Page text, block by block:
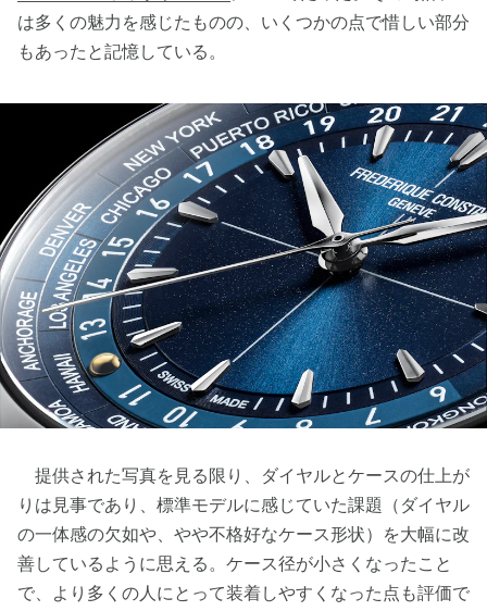
は多くの魅力を感じたものの、いくつかの点で惜しい部分
もあったと記憶している。
提供された写真を見る限り、ダイヤルとケースの仕上が
りは見事であり、標準モデルに感じていた課題（ダイヤル
の一体感の欠如や、やや不格好なケース形状）を大幅に改
善しているように思える。ケース径が小さくなったこと
で、より多くの人にとって装着しやすくなった点も評価で